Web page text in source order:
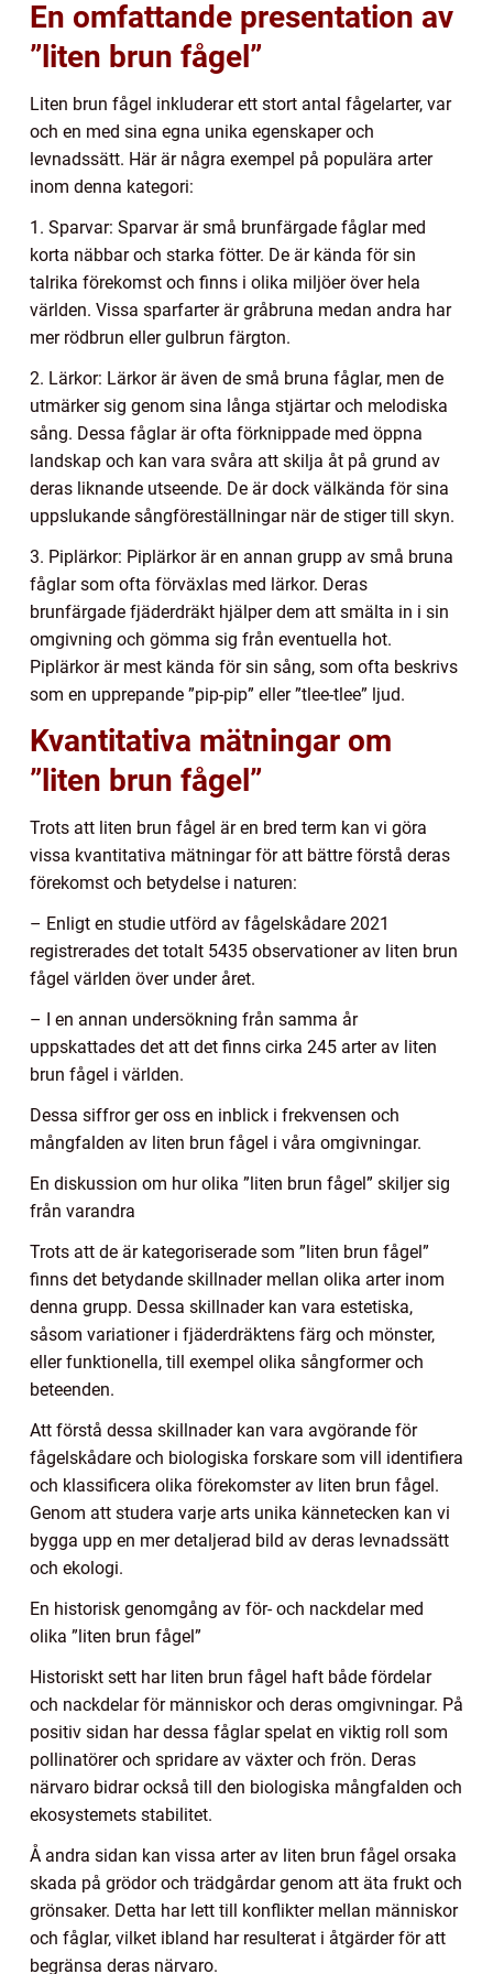
En omfattande presentation av
”liten brun fågel”
Liten brun fågel inkluderar ett stort antal fågelarter, var
och en med sina egna unika egenskaper och
levnadssätt. Här är några exempel på populära arter
inom denna kategori:
1. Sparvar: Sparvar är små brunfärgade fåglar med
korta näbbar och starka fötter. De är kända för sin
talrika förekomst och finns i olika miljöer över hela
världen. Vissa sparfarter är gråbruna medan andra har
mer rödbrun eller gulbrun färgton.
2. Lärkor: Lärkor är även de små bruna fåglar, men de
utmärker sig genom sina långa stjärtar och melodiska
sång. Dessa fåglar är ofta förknippade med öppna
landskap och kan vara svåra att skilja åt på grund av
deras liknande utseende. De är dock välkända för sina
uppslukande sångföreställningar när de stiger till skyn.
3. Piplärkor: Piplärkor är en annan grupp av små bruna
fåglar som ofta förväxlas med lärkor. Deras
brunfärgade fjäderdräkt hjälper dem att smälta in i sin
omgivning och gömma sig från eventuella hot.
Piplärkor är mest kända för sin sång, som ofta beskrivs
som en upprepande ”pip-pip” eller ”tlee-tlee” ljud.
Kvantitativa mätningar om
”liten brun fågel”
Trots att liten brun fågel är en bred term kan vi göra
vissa kvantitativa mätningar för att bättre förstå deras
förekomst och betydelse i naturen:
– Enligt en studie utförd av fågelskådare 2021
registrerades det totalt 5435 observationer av liten brun
fågel världen över under året.
– I en annan undersökning från samma år
uppskattades det att det finns cirka 245 arter av liten
brun fågel i världen.
Dessa siffror ger oss en inblick i frekvensen och
mångfalden av liten brun fågel i våra omgivningar.
En diskussion om hur olika ”liten brun fågel” skiljer sig
från varandra
Trots att de är kategoriserade som ”liten brun fågel”
finns det betydande skillnader mellan olika arter inom
denna grupp. Dessa skillnader kan vara estetiska,
såsom variationer i fjäderdräktens färg och mönster,
eller funktionella, till exempel olika sångformer och
beteenden.
Att förstå dessa skillnader kan vara avgörande för
fågelskådare och biologiska forskare som vill identifiera
och klassificera olika förekomster av liten brun fågel.
Genom att studera varje arts unika kännetecken kan vi
bygga upp en mer detaljerad bild av deras levnadssätt
och ekologi.
En historisk genomgång av för- och nackdelar med
olika ”liten brun fågel”
Historiskt sett har liten brun fågel haft både fördelar
och nackdelar för människor och deras omgivningar. På
positiv sidan har dessa fåglar spelat en viktig roll som
pollinatörer och spridare av växter och frön. Deras
närvaro bidrar också till den biologiska mångfalden och
ekosystemets stabilitet.
Å andra sidan kan vissa arter av liten brun fågel orsaka
skada på grödor och trädgårdar genom att äta frukt och
grönsaker. Detta har lett till konflikter mellan människor
och fåglar, vilket ibland har resulterat i åtgärder för att
begränsa deras närvaro.